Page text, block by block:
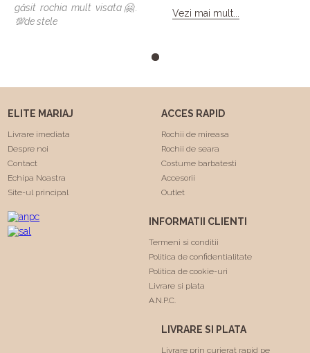
găsit rochia mult visata🤗.
💯de stele
modele si vreau sa spun ca
toate veneau bine , dar
"Trash the dress" si a rezistat
multumesc echipa Elite
Mariaj faceti minuni .❤️❤️
Vezi mai mult...
ELITE MARIAJ
Livrare imediata
Despre noi
Contact
Echipa Noastra
Site-ul principal
ACCES RAPID
Rochii de mireasa
Rochii de seara
Costume barbatesti
Accesorii
Outlet
INFORMATII CLIENTI
Termeni si conditii
Politica de confidentialitate
Politica de cookie-uri
Livrare si plata
A.N.P.C.
LIVRARE SI PLATA
Livrare prin curierat rapid pe